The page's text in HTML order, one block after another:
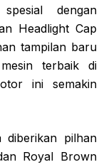
dengan
Headlight Cap
tampilan baru
terbaik di
ini semakin
pilhan
Royal Brown